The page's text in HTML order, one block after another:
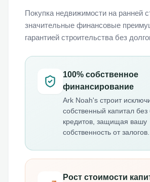
Покупка недвижимости на ранней
значительные финансовые
гарантией строительства без
100% собственное
финансирование
Ark Noah's строит
собственный капитал без
кредитов, защищая вашу
собственность от залогов.
Рост стоимости